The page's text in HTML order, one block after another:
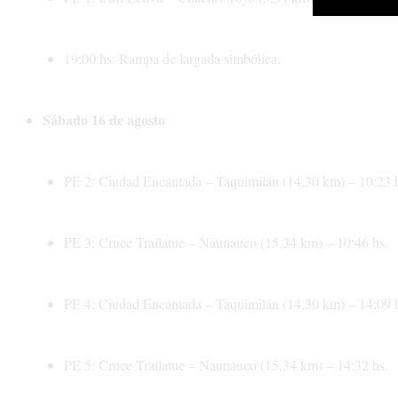
19:00 hs: Rampa de largada simbólica.
Sábado 16 de agosto
PE 2: Ciudad Encantada – Taquimilán (14,30 km) – 10:23
PE 3: Cruce Trailatue – Naunauco (15,34 km) – 10:46 hs.
PE 4: Ciudad Encantada – Taquimilán (14,30 km) – 14:09
PE 5: Cruce Trailatue – Naunauco (15,34 km) – 14:32 hs.